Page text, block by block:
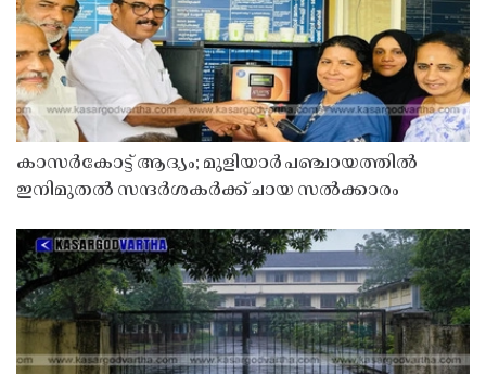
കാസർകോട്ട് ആദ്യം; മുളിയാർ പഞ്ചായത്തിൽ
ഇനിമുതൽ സന്ദർശകർക്ക് ചായ സൽക്കാരം